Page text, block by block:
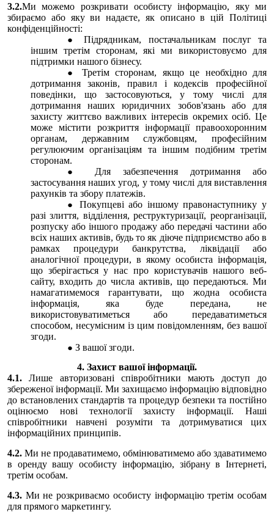
3.2.Ми можемо розкривати особисту інформацію, яку ми
збираємо або яку ви надаєте, як описано в цій Політиці
конфіденційності:
Підрядникам, постачальникам послуг та
іншим третім сторонам, які ми використовуємо для
підтримки нашого бізнесу.
Третім сторонам, якщо це необхідно для
дотримання законів, правил і кодексів професійної
поведінки, що застосовуються, у тому числі для
дотримання наших юридичних зобов'язань або для
захисту життєво важливих інтересів окремих осіб. Це
може містити розкриття інформації правоохоронним
органам, державним службовцям, професійним
регулюючим організаціям та іншим подібним третім
сторонам.
Для забезпечення дотримання або
застосування наших угод, у тому числі для виставлення
рахунків та збору платежів.
Покупцеві або іншому правонаступнику у
разі злиття, відділення, реструктуризації, реорганізації,
розпуску або іншого продажу або передачі частини або
всіх наших активів, будь то як діюче підприємство або в
рамках процедури банкрутства, ліквідації або
аналогічної процедури, в якому особиста інформація,
що зберігається у нас про користувачів нашого веб-
сайту, входить до числа активів, що передаються. Ми
намагатимемося гарантувати, що жодна особиста
інформація, яка буде передана, не
використовуватиметься або передаватиметься
способом, несумісним із цим повідомленням, без вашої
згоди.
З вашої згоди.
4. Захист вашої інформації.
4.1.Лише авторизовані співробітники мають доступ до
збереженої інформації. Ми захищаємо інформацію відповідно
до встановлених стандартів та процедур безпеки та постійно
оцінюємо нові технології захисту інформації. Наші
співробітники навчені розуміти та дотримуватися цих
інформаційних принципів.
4.2. Ми не продаватимемо, обмінюватимемо або здаватимемо
в оренду вашу особисту інформацію, зібрану в Інтернеті,
третім особам.
4.3. Ми не розкриваємо особисту інформацію третім особам
для прямого маркетингу.